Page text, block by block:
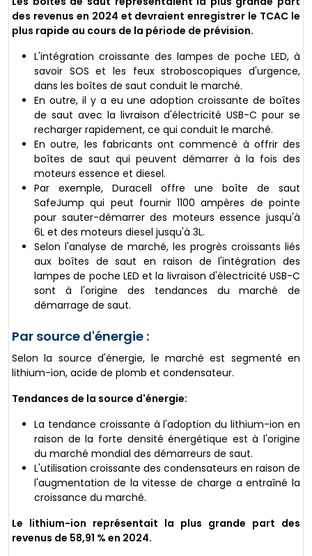
des revenus en 2024 et devraient enregistrer le TCAC le
plus rapide au cours de la période de prévision.
L'intégration croissante des lampes de poche LED, à
savoir SOS et les feux stroboscopiques d'urgence,
dans les boîtes de saut conduit le marché.
En outre, il y a eu une adoption croissante de boîtes
de saut avec la livraison d'électricité USB-C pour se
recharger rapidement, ce qui conduit le marché.
En outre, les fabricants ont commencé à offrir des
boîtes de saut qui peuvent démarrer à la fois des
moteurs essence et diesel.
Par exemple, Duracell offre une boîte de saut
SafeJump qui peut fournir 1100 ampères de pointe
pour sauter-démarrer des moteurs essence jusqu'à
6L et des moteurs diesel jusqu'à 3L.
Selon l'analyse de marché, les progrès croissants liés
aux boîtes de saut en raison de l'intégration des
lampes de poche LED et la livraison d'électricité USB-C
sont à l'origine des tendances du marché de
démarrage de saut.
Par source d'énergie :
Selon la source d'énergie, le marché est segmenté en
lithium-ion, acide de plomb et condensateur.
Tendances de la source d'énergie:
La tendance croissante à l'adoption du lithium-ion en
raison de la forte densité énergétique est à l'origine
du marché mondial des démarreurs de saut.
L'utilisation croissante des condensateurs en raison de
l'augmentation de la vitesse de charge a entraîné la
croissance du marché.
Le lithium-ion représentait la plus grande part des
revenus de 58,91 % en 2024.